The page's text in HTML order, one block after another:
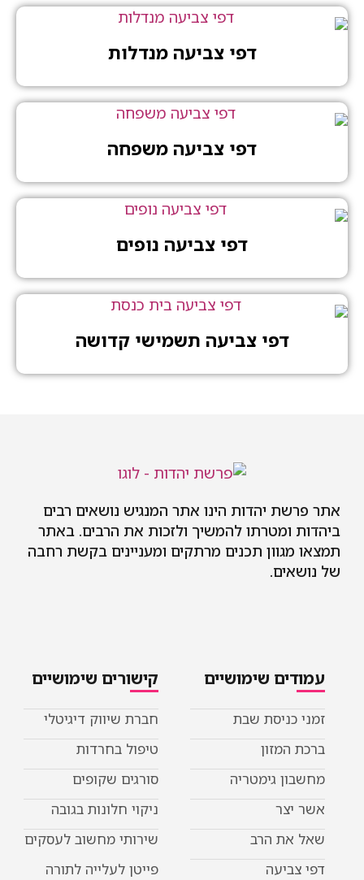
דפי צביעה מנדלות
דפי צביעה משפחה
דפי צביעה נופים
דפי צביעה תשמישי קדושה
יהדות הינו אתר המנגיש נושאים רבים
להמשיך ולזכות את הרבים. באתר
תכנים מרתקים ומעניינים בקשת רחבה
שימושיים
שבת
גימטריה
קישורים שימושיים
חברת שיווק דיגיטלי
טיפול בחרדות
סורגים שקופים
ניקוי חלונות בגובה
שירותי מחשוב לעסקים
פייטן לעלייה לתורה